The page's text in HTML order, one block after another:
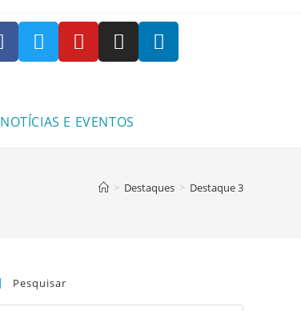
NOTÍCIAS E EVENTOS
> Destaques > Destaque 3
Pesquisar